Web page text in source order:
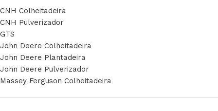
CNH Colheitadeira
CNH Pulverizador
GTS
John Deere Colheitadeira
John Deere Plantadeira
John Deere Pulverizador
Massey Ferguson Colheitadeira